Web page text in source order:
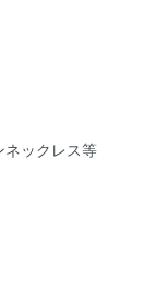
クレス等